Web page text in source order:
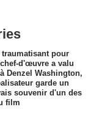
pour
d'œuvre a valu
Denzel Washington,
garde un
souvenir d'un des
film